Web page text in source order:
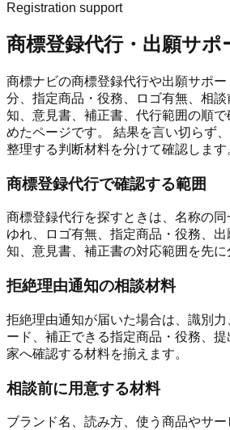
Registration support
商標登録代行・出願サポ
商標ナビの商標登録代行や出願サポ
分、指定商品・役務、ロゴ有無、相
知、意見書、補正書、代行範囲の順
めたページです。 結果を言い切らず
整理する判断材料を分けて確認します
商標登録代行で確認する範囲
商標登録代行を探すときは、名称の
ゆれ、ロゴ有無、指定商品・役務、
知、意見書、補正書の対応範囲を先に
拒絶理由通知の相談材料
拒絶理由通知が届いた場合は、識別
ード、補正できる指定商品・役務、
家へ確認する材料を揃えます。
相談前に用意する材料
ブランド名、読み方、使う商品やサ